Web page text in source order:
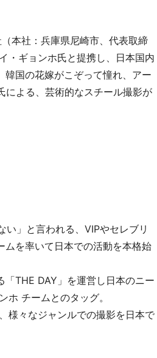
本社：兵庫県尼崎市、代表取締
・ギョンホ氏と提携し、日本国内
国の花嫁がこぞって憧れ、アー
による、芸術的なスチール撮影が
」と言われる、VIPやセレブリ
ムを率いて日本での活動を本格始
THE DAY」を運営し日本のニー
ホ チームとのタッグ。
様々なジャンルでの撮影を日本で